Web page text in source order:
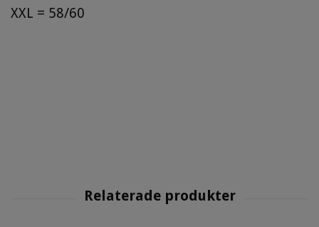
XXL = 58/60